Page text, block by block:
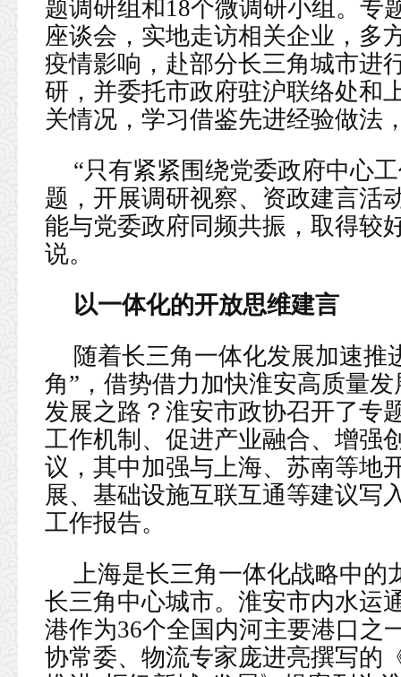
题调研组和18个微调研小组。专
座谈会，实地走访相关企业，多
疫情影响，赴部分长三角城市进
研，并委托市政府驻沪联络处和
关情况，学习借鉴先进经验做法
“只有紧紧围绕党委政府中心
题，开展调研视察、资政建言活
能与党委政府同频共振，取得较
说。
以一体化的开放思维建言
随着长三角一体化发展加速推
角”，借势借力加快淮安高质量
发展之路？淮安市政协召开了专
工作机制、促进产业融合、增强
议，其中加强与上海、苏南等地
展、基础设施互联互通等建议写
工作报告。
上海是长三角一体化战略中的
长三角中心城市。淮安市内水运
港作为36个全国内河主要港口之
协常委、物流专家庞进亮撰写的